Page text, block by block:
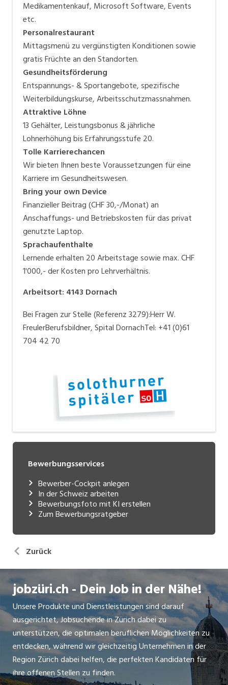
Medikamentenkauf, Microsoft Software, Events
etc.
Personalrestaurant
Mittagsmenü zu vergünstigten Konditionen sowie
gratis Früchte an den Standorten.
Gesundheitsförderung
Entspannungs- & Sportangebote, spezifische
Weiterbildungskurse, Arbeitsschutzmassnahmen.
Attraktive Löhne
13 Gehälter, Leistungsbonus & jährliche
Lohnerhöhung bis Erfahrungsstufe 20.
Tolle Karrierechancen
Wir bieten Ihnen beste Voraussetzungen für eine
Karriere im Gesundheitswesen.
Bring your own Device
Finanzieller Beitrag (CHF 30,-/Monat) an
Anschaffungs- und Betriebskosten für das privat
genutzte Laptop.
Sprachaufenthalte
Lernende erhalten 20 Arbeitstage sowie max. CHF
1'000,- der Kosten pro Lehrverhältnis.
Arbeitsort: 4143 Dornach
Bei Fragen zur Stelle (Referenz 3279):Herr W.
FreulerBerufsbildner, Spital DornachTel: +41 (0)61
704 42 70
Bewerbungsservices
Bewerber-Cockpit anlegen
In der Schweiz arbeiten
Bewerbungsfoto mit KI erstellen
Zum Bewerbungsratgeber
Zurück
jobzüri.ch - Dein Job in der Nähe!
Unsere Produkte und Dienstleistungen sind darauf
ausgerichtet, Jobsuchende in Zürich dabei zu
unterstützen, die optimalen beruflichen Möglichkeiten zu
entdecken, während wir gleichzeitig Unternehmen in der
Region Zürich dabei helfen, die perfekten Kandidaten für
ihre offenen Stellen zu finden.